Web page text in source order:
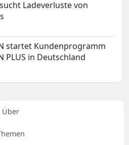
Ladeverluste von
startet Kundenprogramm
PLUS in Deutschland
Über